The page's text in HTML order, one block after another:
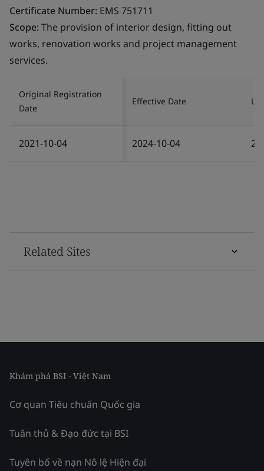
Certificate Number: EMS 751711
Scope:The provision of interior design, fitting out
works, renovation works and project management
services.
Original Registration
Date
Effective Date
2021-10-04 2024-10-04
Related Sites
Khám phá BSI - Việt Nam
Cơ quan Tiêu chuẩn Quốc gia
Tuân thủ & Đạo đức tại BSI
Tuyên bố về nạn Nô lệ Hiện đại